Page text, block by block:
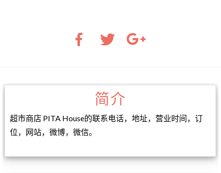
简介
超市商店 PITA House的联系电话，地址，营业时间，订
位，网站，微博，微信。